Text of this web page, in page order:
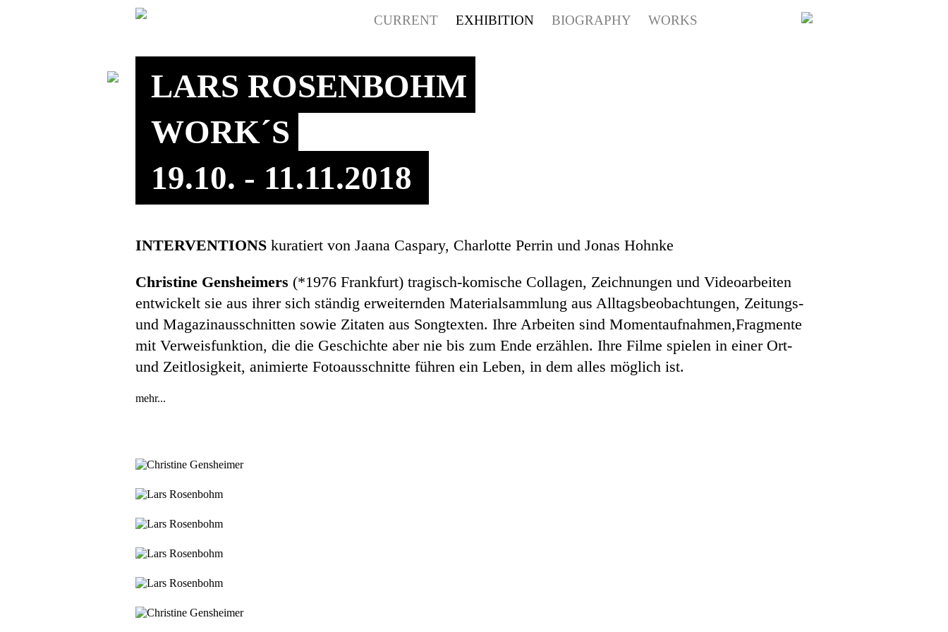
CURRENT EXHIBITION BIOGRAPHY WORKS
LARS ROSENBOHM
WORK´S
19.10. - 11.11.2018
INTERVENTIONS kuratiert von Jaana Caspary, Charlotte Perrin und Jonas Hohnke
Christine Gensheimers (*1976 Frankfurt) tragisch-komische Collagen, Zeichnungen und Videoarbeiten
entwickelt sie aus ihrer sich ständig erweiternden Materialsammlung aus Alltagsbeobachtungen, Zeitungs-
und Magazinausschnitten sowie Zitaten aus Songtexten. Ihre Arbeiten sind Momentaufnahmen,Fragmente
mit Verweisfunktion, die die Geschichte aber nie bis zum Ende erzählen. Ihre Filme spielen in einer Ort-
und Zeitlosigkeit, animierte Fotoausschnitte führen ein Leben, in dem alles möglich ist.
mehr...